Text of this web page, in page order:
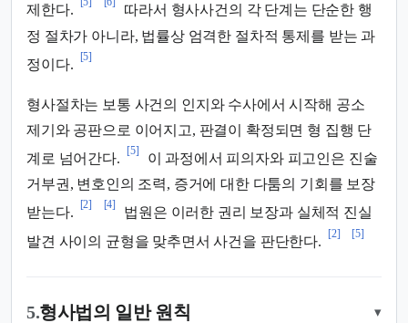
제한다.
따라서 형사사건의 각 단계는 단순한 행
정 절차가 아니라, 법률상 엄격한 절차적 통제를 받는 과
정이다.
[5]
형사절차는 보통 사건의 인지와 수사에서 시작해 공소
제기와 공판으로 이어지고, 판결이 확정되면 형 집행 단
계로 넘어간다.
[5]
이 과정에서 피의자와 피고인은 진술
거부권, 변호인의 조력, 증거에 대한 다툼의 기회를 보장
받는다.
[2] [4]
법원은 이러한 권리 보장과 실체적 진실
발견 사이의 균형을 맞추면서 사건을 판단한다.
[2] [5]
5.형사법의 일반 원칙 ▾